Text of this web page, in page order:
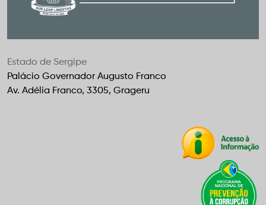
Estado de Sergipe
Palácio Governador Augusto Franco
Av. Adélia Franco, 3305, Grageru